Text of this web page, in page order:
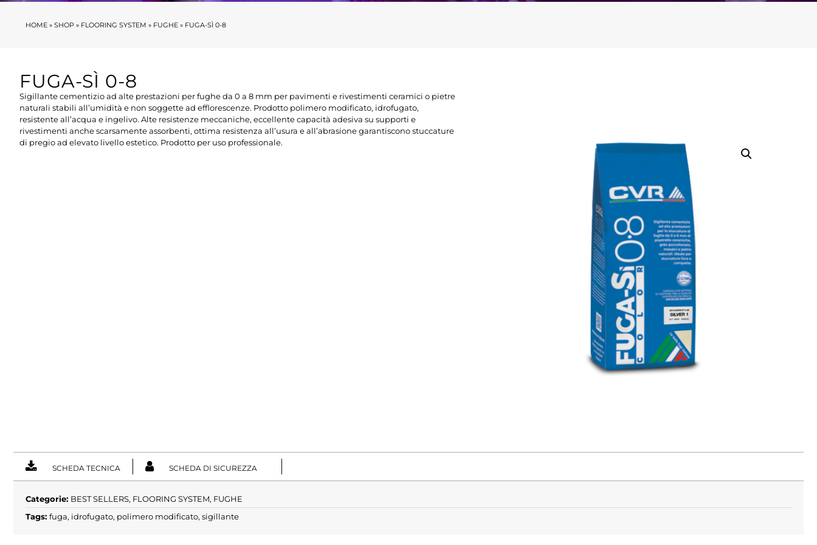
HOME » SHOP » FLOORING SYSTEM » FUGHE » FUGA-SÌ 0-8
FUGA-SÌ 0-8
Sigillante cementizio ad alte prestazioni per fughe da 0 a 8 mm per pavimenti e rivestimenti ceramici o pietre
naturali stabili all’umidità e non soggette ad efflorescenze. Prodotto polimero modificato, idrofugato,
resistente all’acqua e ingelivo. Alte resistenze meccaniche, eccellente capacità adesiva su supporti e
rivestimenti anche scarsamente assorbenti, ottima resistenza all’usura e all’abrasione garantiscono stuccature
di pregio ad elevato livello estetico. Prodotto per uso professionale.
SCHEDA TECNICA SCHEDA DI SICUREZZA
Categorie: BEST SELLERS, FLOORING SYSTEM, FUGHE
Tags: fuga, idrofugato, polimero modificato, sigillante